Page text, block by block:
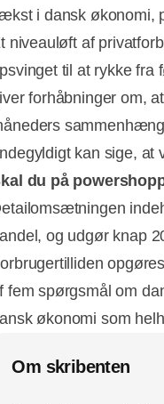
i dansk økonomi,
niveauløft af
til at rykke fra
forhåbninger om,
kan sige, at
du på
og udgør knap
fem spørgsmål om
økonomi som
Om skribenten